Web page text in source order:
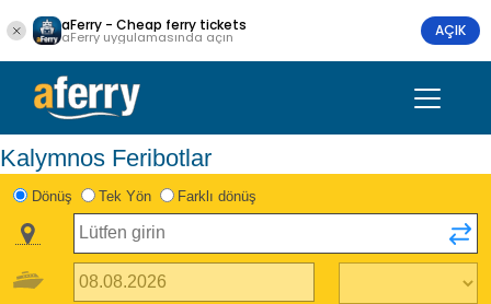
aFerry - Cheap ferry tickets
aFerry uygulamasında açın AÇIK
Kalymnos Feribotlar
Dönüş Tek Yön Farklı dönüş